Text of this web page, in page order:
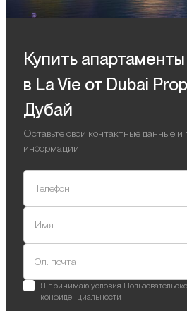
Купить
в La Vie от Dubai
Дубай
Оставьте свои контактные данные и
информации
Телефон
Имя
Эл. почта
Я принимаю условия
конфиденциальности